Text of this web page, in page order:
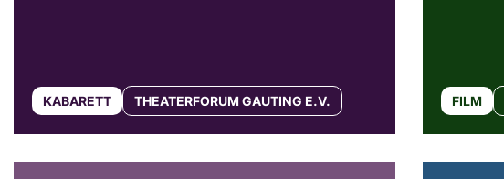
KABARETT THEATERFORUM GAUTING E.V. FILM